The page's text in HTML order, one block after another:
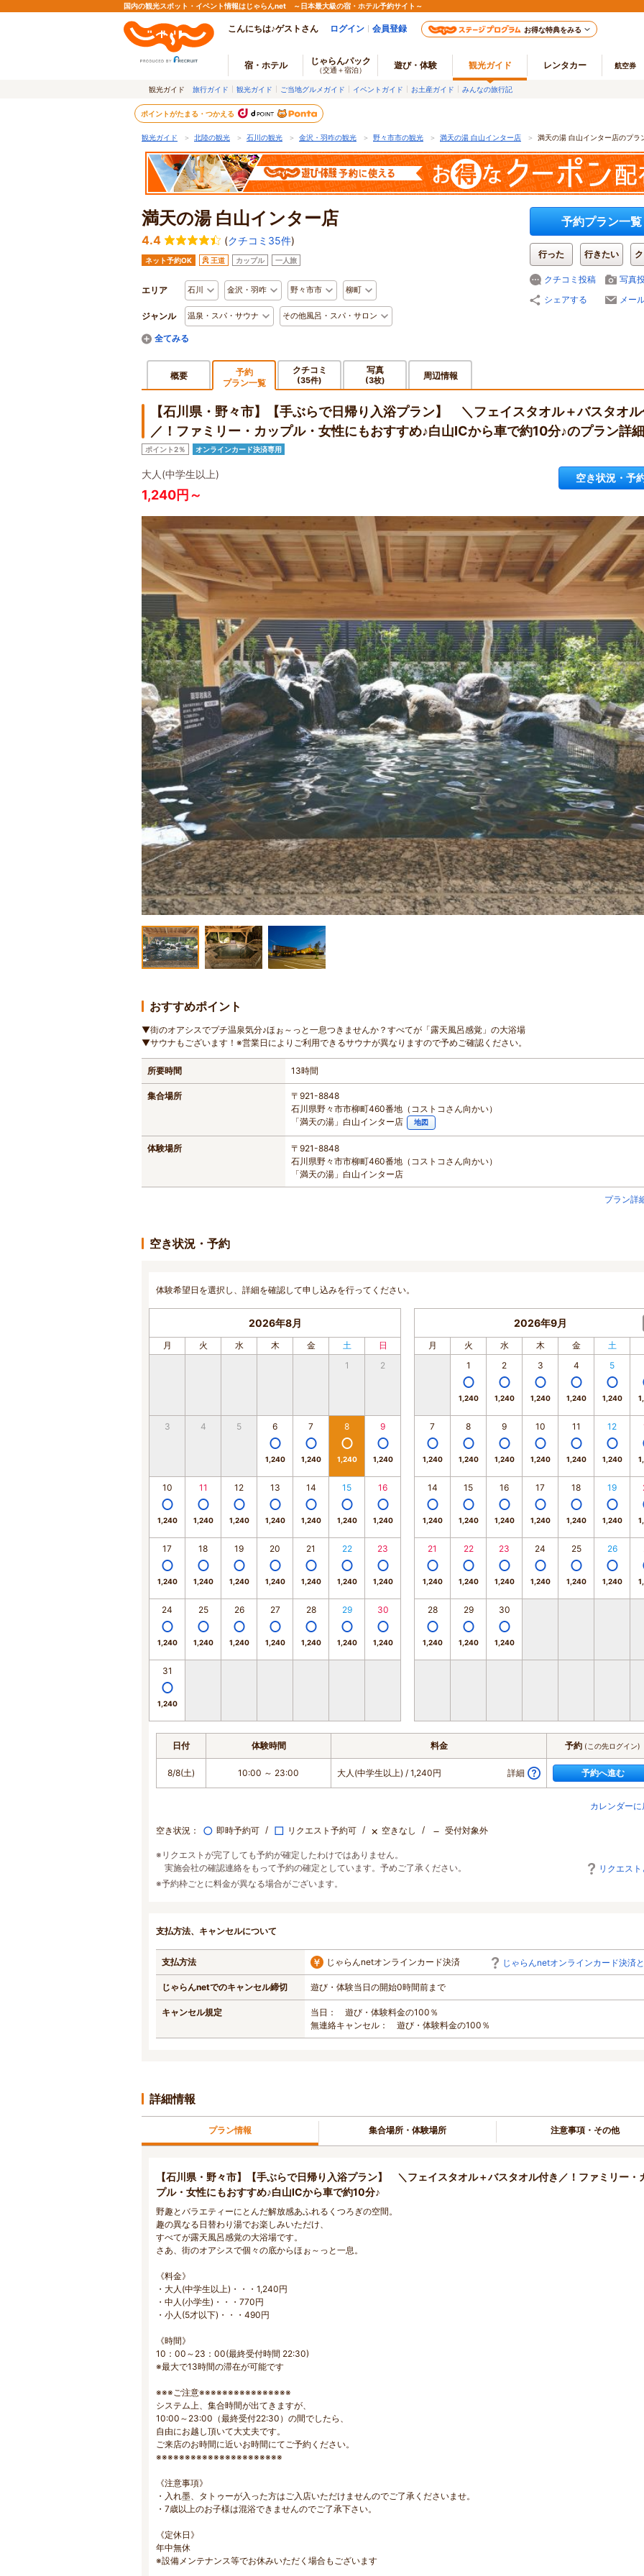
国内の観光スポット・イベント情報はじゃらんnet ～日本最大級の宿・ホテル予約サイト～
こんにちは♪ゲストさん ログイン 会員登録 お得な特典をみる
宿・ホテル じゃらんパック
（交通＋宿泊） 遊び・体験 観光ガイド レンタカー 航空券
観光ガイド 旅行ガイド 観光ガイド ご当地グルメガイド イベントガイド お土産ガイド みんなの旅行記
ポイントがたまる・つかえる
観光ガイド ＞ 北陸の観光 ＞ 石川の観光 ＞ 金沢・羽咋の観光 ＞ 野々市市の観光 ＞ 満天の湯 白山インター店 ＞ 満天の湯 白山インター店のプラ
満天の湯 白山インター店
4.4 (クチコミ35件)
ネット予約OK 王道 カップル 一人旅
エリア 石川 金沢・羽咋 野々市市 柳町
ジャンル 温泉・スパ・サウナ その他風呂・スパ・サロン
予約プラン一覧
行った 行きたい
クチコミ投稿
写真
シェアする
メー
概要
予約
プラン一覧
クチコミ
(35件)
写真
(3枚) 周辺情報
【石川県・野々市】【手ぶらで日帰り入浴プラン】 ＼フェイスタオル＋バスタオ
／！ファミリー・カップル・女性にもおすすめ♪白山ICから車で約10分♪のプラン詳細
ポイント2％ オンラインカード決済専用
大人(中学生以上)
1,240円～
空き状況・予
おすすめポイント
▼街のオアシスでプチ温泉気分♪ほぉ～っと一息つきませんか？すべてが「露天風呂感覚」の大浴場
▼サウナもございます！※営業日によりご利用できるサウナが異なりますので予めご確認ください。
所要時間 13時間
集合場所
〒921-8848
石川県野々市市柳町460番地（コストコさん向かい）
「満天の湯」白山インター店
地図
体験場所
〒921-8848
石川県野々市市柳町460番地（コストコさん向かい）
「満天の湯」白山インター店
プラン詳
空き状況・予約
体験希望日を選択し、詳細を確認して申し込みを行ってください。
2026年8月
月 火 水 木 金 土
日
1
2
3 4 5 6
1,240
7
1,240
8
1,240
9
1,240
10
1,240
11
1,240
12
1,240
13
1,240
14
1,240
15
1,240
16
1,240
17
1,240
18
1,240
19
1,240
20
1,240
21
1,240
22
1,240
23
1,240
24
1,240
25
1,240
26
1,240
27
1,240
28
1,240
29
1,240
30
1,240
31
1,240
2026年9月
月 火 水 木 金 土
1
1,240
2
1,240
3
1,240
4
1,240
5
1,240
7
1,240
8
1,240
9
1,240
10
1,240
11
1,240
12
1,240
14
1,240
15
1,240
16
1,240
17
1,240
18
1,240
19
1,240
21
1,240
22
1,240
23
1,240
24
1,240
25
1,240
26
1,240
28
1,240
29
1,240
30
1,240
日付 体験時間 料金 予約 (この先ログイン)
8/8(土) 10:00 ～ 23:00 大人(中学生以上) / 1,240円 詳細 予約へ進む
カレンダーに
空き状況： ○ 即時予約可 □ リクエスト予約可 × 空きなし － 受付対象外
※リクエストが完了しても予約が確定したわけではありません。
実施会社の確認連絡をもって予約の確定としています。予めご了承ください。
リクエス
※予約枠ごとに料金が異なる場合がございます。
支払方法、キャンセルについて
支払方法 じゃらんnetオンラインカード決済 じゃらんnetオンラインカード決済
じゃらんnetでのキャンセル締切 遊び・体験当日の開始0時間前まで
キャンセル規定
当日： 遊び・体験料金の100％
無連絡キャンセル： 遊び・体験料金の100％
詳細情報
プラン情報 集合場所・体験場所 注意事項・その他
【石川県・野々市】【手ぶらで日帰り入浴プラン】 ＼フェイスタオル＋バスタオル付き／！ファミリー・
プル・女性にもおすすめ♪白山ICから車で約10分♪
野趣とバラエティーにとんだ解放感あふれるくつろぎの空間。
趣の異なる日替わり湯でお楽しみいただけ、
すべてが露天風呂感覚の大浴場です。
さあ、街のオアシスで個々の底からほぉ～っと一息。
《料金》
・大人(中学生以上)・・・1,240円
・中人(小学生)・・・770円
・小人(5才以下)・・・490円
《時間》
10：00～23：00(最終受付時間 22:30)
※最大で13時間の滞在が可能です
※※※ご注意※※※※※※※※※※※※※※※※
システム上、集合時間が出てきますが、
10:00～23:00（最終受付22:30）の間でしたら、
自由にお越し頂いて大丈夫です。
ご来店のお時間に近いお時間にてご予約ください。
※※※※※※※※※※※※※※※※※※※※※※
《注意事項》
・入れ墨、タトゥーが入った方はご入店いただけませんのでご了承くださいませ。
・7歳以上のお子様は混浴できませんのでご了承下さい。
《定休日》
年中無休
※設備メンテナンス等でお休みいただく場合もございます